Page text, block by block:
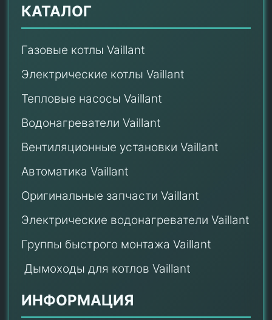
КАТАЛОГ
Газовые котлы Vaillant
Электрические котлы Vaillant
Тепловые насосы Vaillant
Водонагреватели Vaillant
Вентиляционные установки Vaillant
Автоматика Vaillant
Оригинальные запчасти Vaillant
Электрические водонагреватели Vaillant
Группы быстрого монтажа Vaillant
Дымоходы для котлов Vaillant
ИНФОРМАЦИЯ